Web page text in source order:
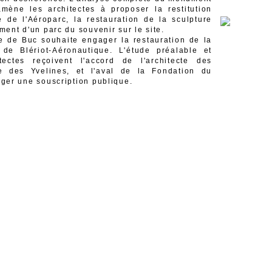
les architectes à proposer la restitution
de l'Aéroparc, la restauration de la sculpture
d'un parc du souvenir sur le site.
de Buc souhaite engager la restauration de la
Blériot-Aéronautique. L'étude préalable et
reçoivent l'accord de l'architecte des
des Yvelines, et l'aval de la Fondation du
une souscription publique.